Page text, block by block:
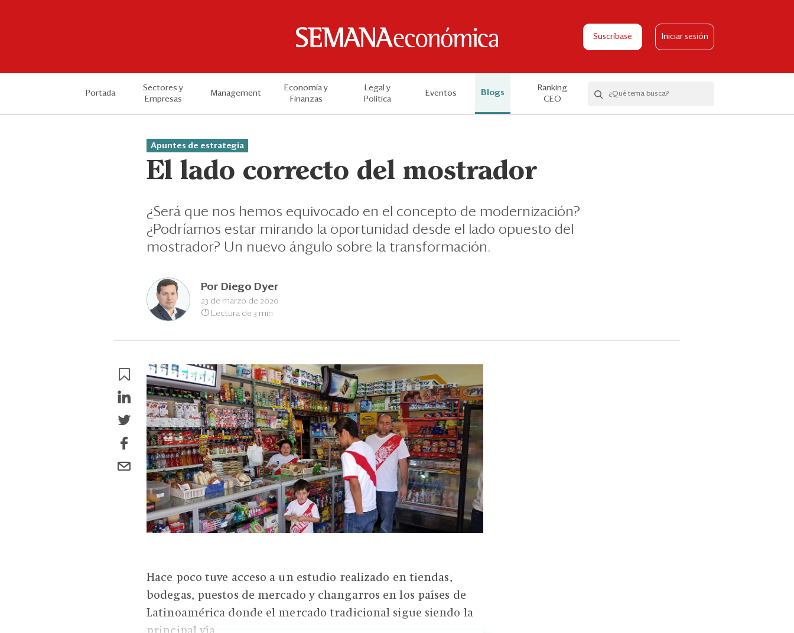
Suscríbase Iniciar sesión
Portada
Sectores y
Empresas
Management
Economía y
Finanzas
Legal y
Política
Eventos Blogs
Ranking
CEO
Apuntes de estrategia
El lado correcto del mostrador
¿Será que nos hemos equivocado en el concepto de modernización?
¿Podríamos estar mirando la oportunidad desde el lado opuesto del
mostrador? Un nuevo ángulo sobre la transformación.
Por Diego Dyer
23 de marzo de 2020
Lectura de 3 min
Hace poco tuve acceso a un estudio realizado en tiendas,
bodegas, puestos de mercado y changarros en los países de
Latinoamérica donde el mercado tradicional sigue siendo la